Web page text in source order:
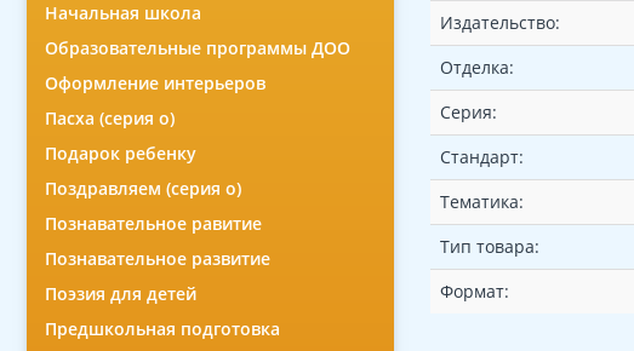
Начальная школа
Образовательные программы ДОО
Оформление интерьеров
Пасха (серия о)
Подарок ребенку
Поздравляем (серия о)
Познавательное равитие
Познавательное развитие
Поэзия для детей
Предшкольная подготовка
Издательство:
Отделка:
Серия:
Стандарт:
Тематика:
Тип товара:
Формат: